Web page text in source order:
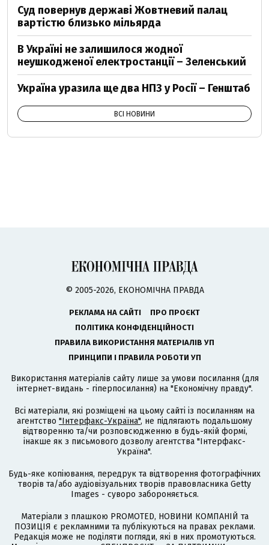
Суд повернув державі Жовтневий палац
вартістю близько мільярда
В Україні не залишилося жодної
неушкодженої електростанції – Зеленський
Україна уразила ще два НПЗ у Росії – Генштаб
ВСІ НОВИНИ
© 2005-2026, ЕКОНОМІЧНА ПРАВДА
РЕКЛАМА НА САЙТІ
ПРО ПРОЄКТ
ПОЛІТИКА КОНФІДЕНЦІЙНОСТІ
ПРАВИЛА ВИКОРИСТАННЯ МАТЕРІАЛІВ УП
ПРИНЦИПИ І ПРАВИЛА РОБОТИ УП
Використання матеріалів сайту лише за умови посилання (для
інтернет-видань - гіперпосилання) на "Економічну правду".
Всі матеріали, які розміщені на цьому сайті із посиланням на
агентство "Інтерфакс-Україна", не підлягають подальшому
відтворенню та/чи розповсюдженню в будь-якій формі,
інакше як з письмового дозволу агентства "Інтерфакс-
Україна".
Будь-яке копіювання, передрук та відтворення фотографічних
творів та/або аудіовізуальних творів правовласника Getty
Images - суворо забороняється.
Матеріали з плашкою PROMOTED, НОВИНИ КОМПАНІЙ та
ПОЗИЦІЯ є рекламними та публікуються на правах реклами.
Редакція може не поділяти погляди, які в них промотуються.